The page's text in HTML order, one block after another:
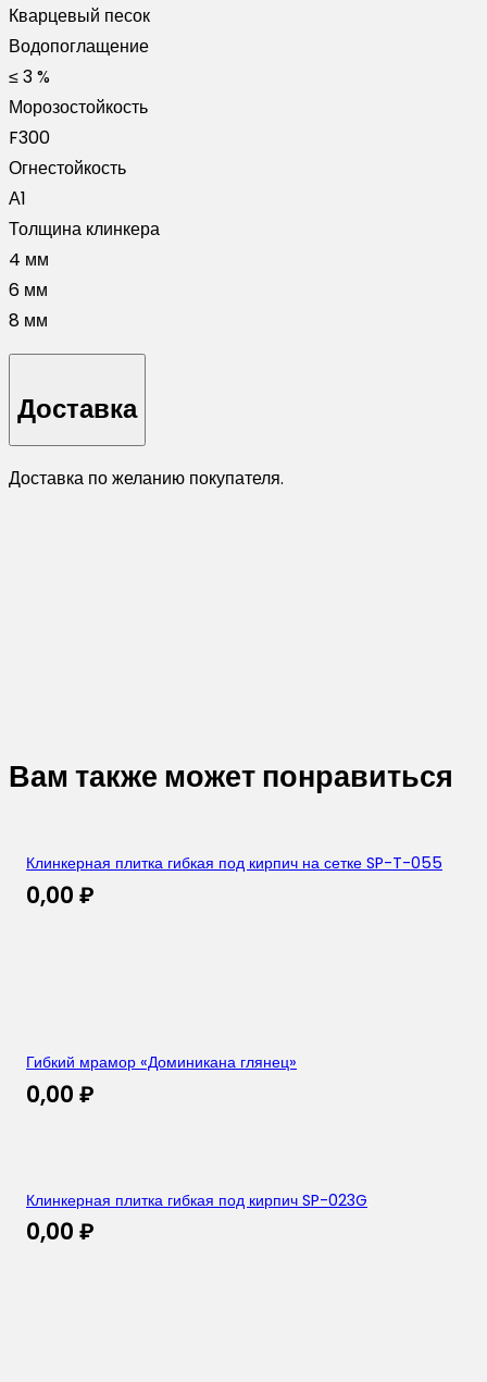
Кварцевый песок
Водопоглащение
≤ 3 %
Морозостойкость
F300
Огнестойкость
А1
Толщина клинкера
4 мм
6 мм
8 мм
Доставка
Доставка по желанию покупателя.
Вам также может понравиться
Клинкерная плитка гибкая под кирпич на сетке SP-T-055
0,00 ₽
Гибкий мрамор «Доминикана глянец»
0,00 ₽
Клинкерная плитка гибкая под кирпич SP-023G
0,00 ₽